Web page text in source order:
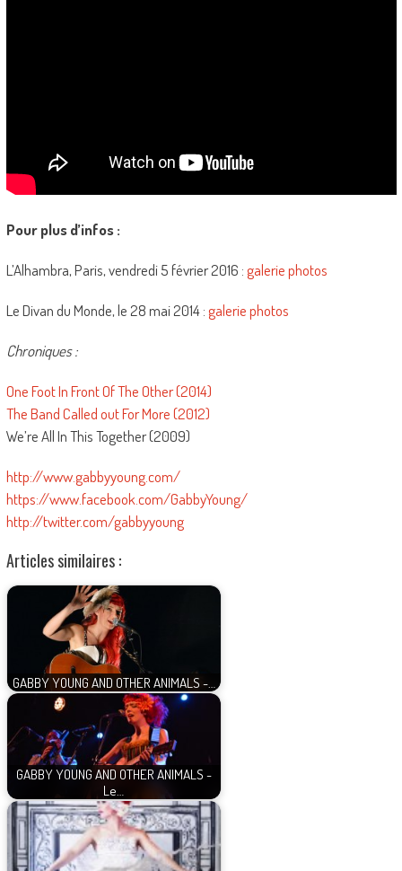
Pour plus d’infos :
L’Alhambra, Paris, vendredi 5 février 2016 :galerie photos
Le Divan du Monde, le 28 mai 2014 :galerie photos
Chroniques :
One Foot In Front Of The Other (2014)
The Band Called out For More (2012)
We’re All In This Together (2009)
http://www.gabbyyoung.com/
https://www.facebook.com/GabbyYoung/
http://twitter.com/gabbyyoung
Articles similaires :
GABBY YOUNG AND OTHER ANIMALS -…
GABBY YOUNG AND OTHER ANIMALS -
Le…